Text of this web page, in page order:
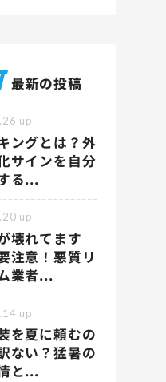
最新の投稿
up
ングとは？外
サインを自分
る...
up
壊れてます
注意！悪質リ
業者...
up
を夏に頼むの
ない？猛暑の
と...